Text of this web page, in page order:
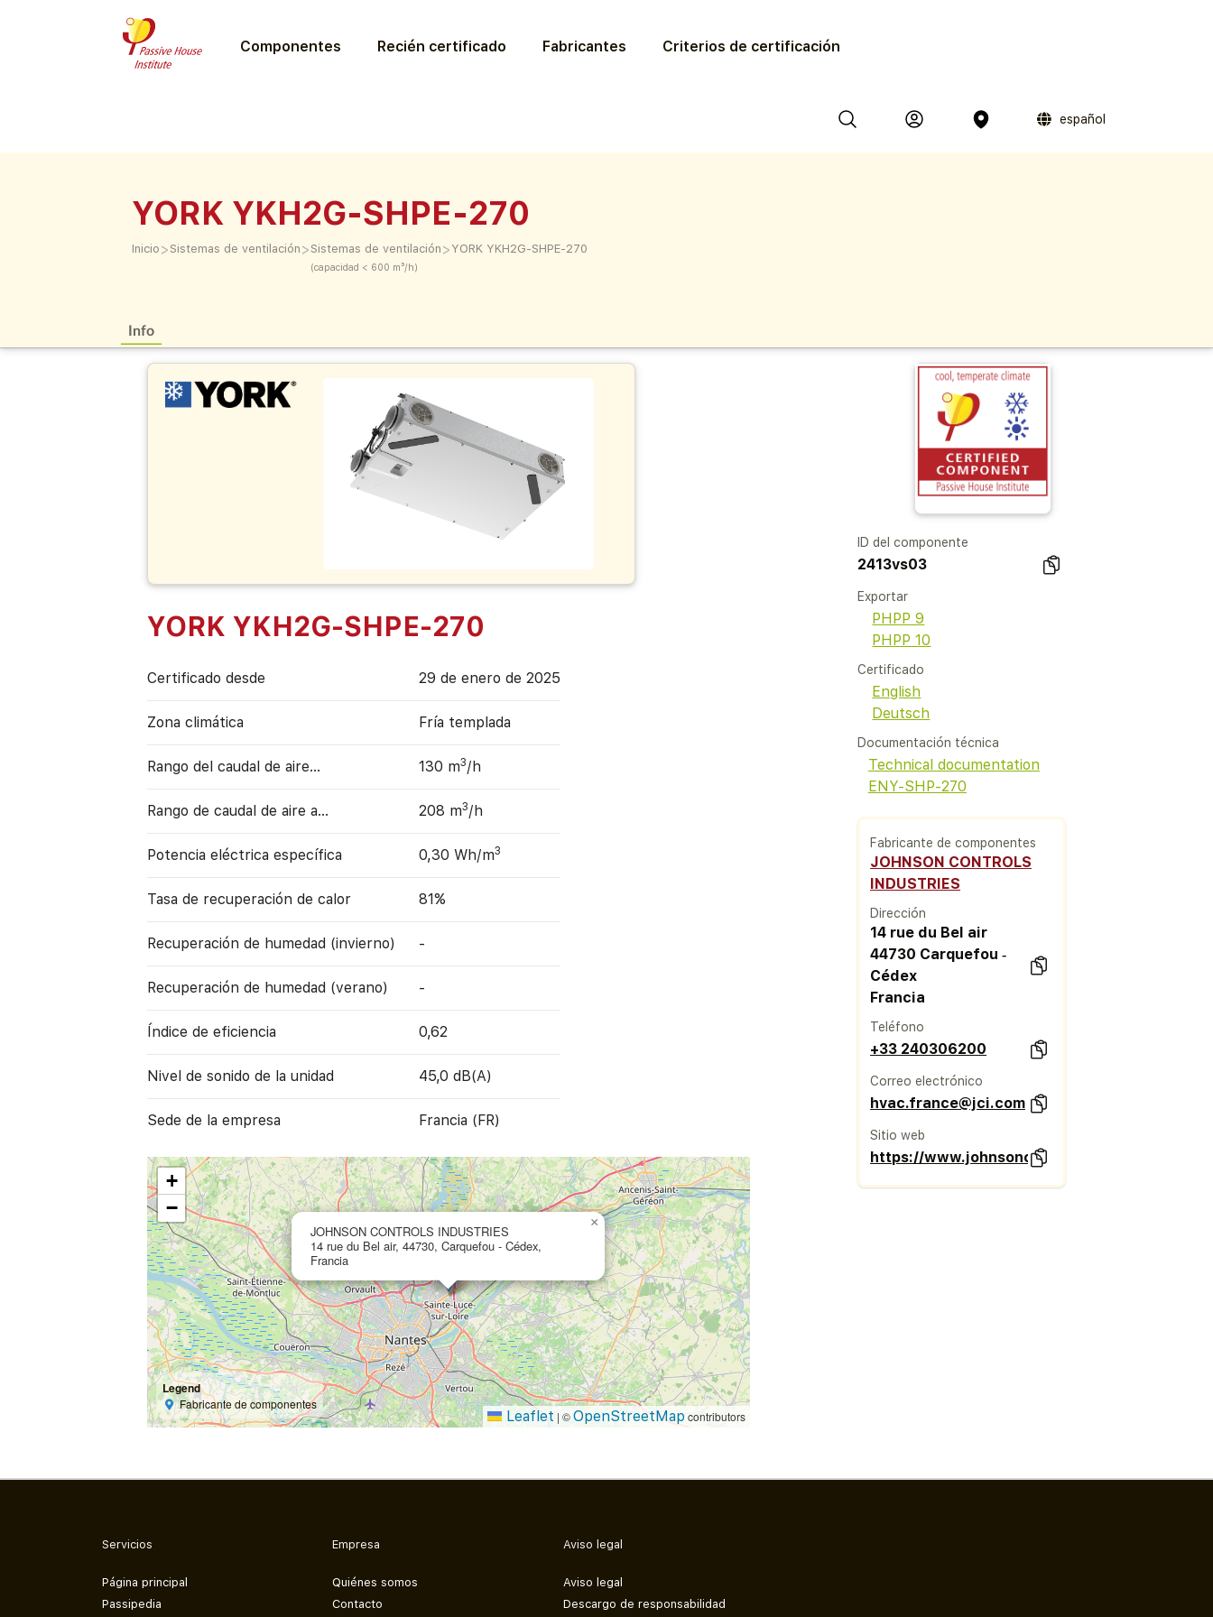
Componentes Recién certificado Fabricantes Criterios de certificación
español
YORK YKH2G-SHPE-270
Inicio > Sistemas de ventilación > Sistemas de ventilación
(capacidad < 600 m³/h)
> YORK YKH2G-SHPE-270
Info
YORK YKH2G-SHPE-270
Certificado desde 29 de enero de 2025
Zona climática Fría templada
Rango del caudal de aire... 130 m3/h
Rango de caudal de aire a… 208 m3/h
Potencia eléctrica específica 0,30 Wh/m3
Tasa de recuperación de calor 81%
Recuperación de humedad (invierno) -
Recuperación de humedad (verano) -
Índice de eficiencia 0,62
Nivel de sonido de la unidad 45,0 dB(A)
Sede de la empresa Francia (FR)
JOHNSON CONTROLS INDUSTRIES
14 rue du Bel air, 44730, Carquefou ‐ Cédex,
Francia
×
+
−
Legend
Fabricante de componentes
Leaflet | ©OpenStreetMap contributors
ID del componente
2413vs03
Exportar
PHPP 9
PHPP 10
Certificado
English
Deutsch
Documentación técnica
Technical documentation
ENY-SHP-270
Fabricante de componentes
JOHNSON CONTROLS
INDUSTRIES
Dirección
14 rue du Bel air
44730 Carquefou ‐
Cédex
Francia
Teléfono
+33 240306200
Correo electrónico
hvac.france@jci.com
Sitio web
https://www.johnsoncontrols.com/
Servicios
Página principal
Passipedia
Empresa
Quiénes somos
Contacto
Aviso legal
Aviso legal
Descargo de responsabilidad